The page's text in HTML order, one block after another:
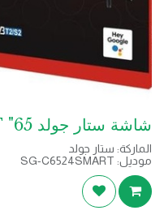
شاشة ستار جولد 65" SG-C6524SMART
الماركة: ستار جولد
موديل: SG-C6524SMART
الجهد: 240 فولت
القوة: 260 واط
مخرج USB2.0X2
رسيفر داخلي ارضي وفضائي